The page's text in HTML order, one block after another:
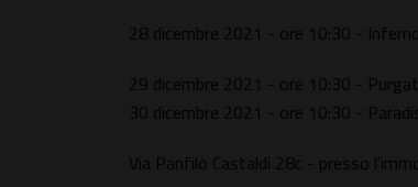
28 dicembre 2021 - ore 10:30 -
29 dicembre 2021 - ore 10:30 -
30 dicembre 2021 - ore 10:30 -
Via Panfilo Castaldi 28c - presso